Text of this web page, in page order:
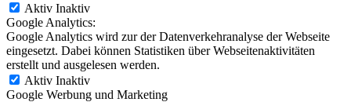
Aktiv Inaktiv
Google Analytics:
Google Analytics wird zur der Datenverkehranalyse der Webseite
eingesetzt. Dabei können Statistiken über Webseitenaktivitäten
erstellt und ausgelesen werden.
Aktiv Inaktiv
Google Werbung und Marketing